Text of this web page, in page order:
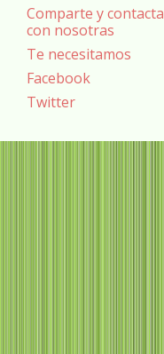
Comparte y contacta
con nosotras
Te necesitamos
Facebook
Twitter